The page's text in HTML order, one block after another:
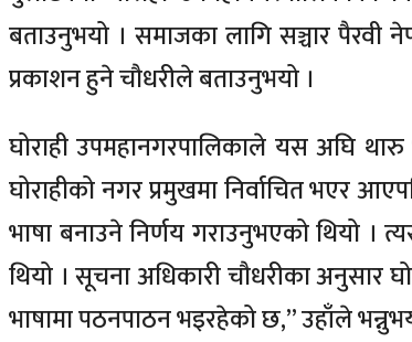
बताउनुभयो । समाजका लागि सञ्चार पैरवी
प्रकाशन हुने चौधरीले बताउनुभयो ।
घोराही उपमहानगरपालिकाले यस अघि
घोराहीको नगर प्रमुखमा निर्वाचित भएर
भाषा बनाउने निर्णय गराउनुभएको थियो ।
थियो । सूचना अधिकारी चौधरीका अनुसार
भाषामा पठनपाठन भइरहेको छ,’’ उहाँले